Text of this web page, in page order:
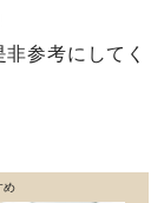
参考にしてく
め